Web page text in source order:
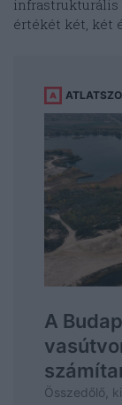
infrastrukturális
értékét két, két